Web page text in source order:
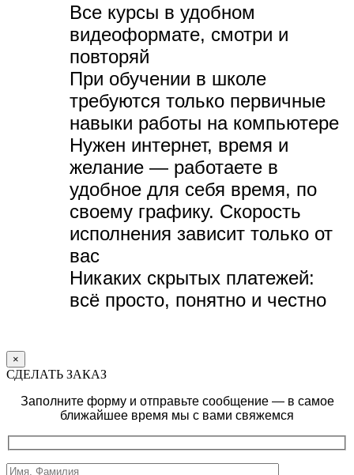
Все курсы в удобном
видеоформате, смотри и
повторяй
При обучении в школе
требуются только первичные
навыки работы на компьютере
Нужен интернет, время и
желание — работаете в
удобное для себя время, по
своему графику. Скорость
исполнения зависит только от
вас
Никаких скрытых платежей:
всё просто, понятно и честно
×
СДЕЛАТЬ ЗАКАЗ
Заполните форму и отправьте сообщение — в самое
ближайшее время мы с вами свяжемся